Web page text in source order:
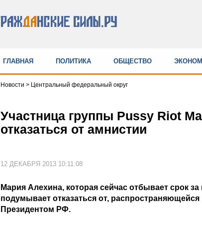
ГЛАВНАЯ ПОЛИТИКА ОБЩЕСТВО
Новости > Центральный федеральный округ
Участница группы Pussy Riot
отказаться от амнистии
12 ДЕКАБРЯ 2013 10:11:08
Мария Алехина, которая сейчас отбывает срок
подумывает отказаться от,
Президентом РФ.